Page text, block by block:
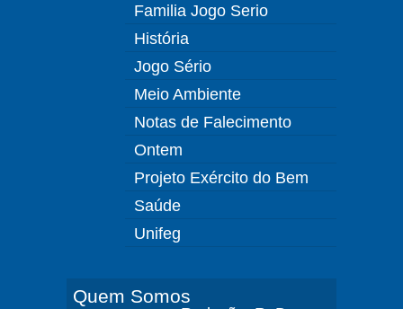
Familia Jogo Serio
História
Jogo Sério
Meio Ambiente
Notas de Falecimento
Ontem
Projeto Exército do Bem
Saúde
Unifeg
Quem Somos